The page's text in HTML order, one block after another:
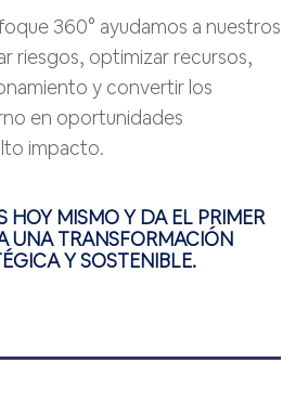
360° ayudamos a nuestros
riesgos, optimizar recursos,
y convertir los
en oportunidades
impacto.
HOY MISMO Y DA EL PRIMER
UNA TRANSFORMACIÓN
Y SOSTENIBLE.